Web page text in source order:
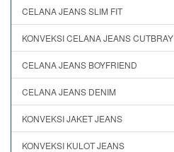
CELANA JEANS SLIM FIT
KONVEKSI CELANA JEANS CUTBRAY
CELANA JEANS BOYFRIEND
CELANA JEANS DENIM
KONVEKSI JAKET JEANS
KONVEKSI KULOT JEANS